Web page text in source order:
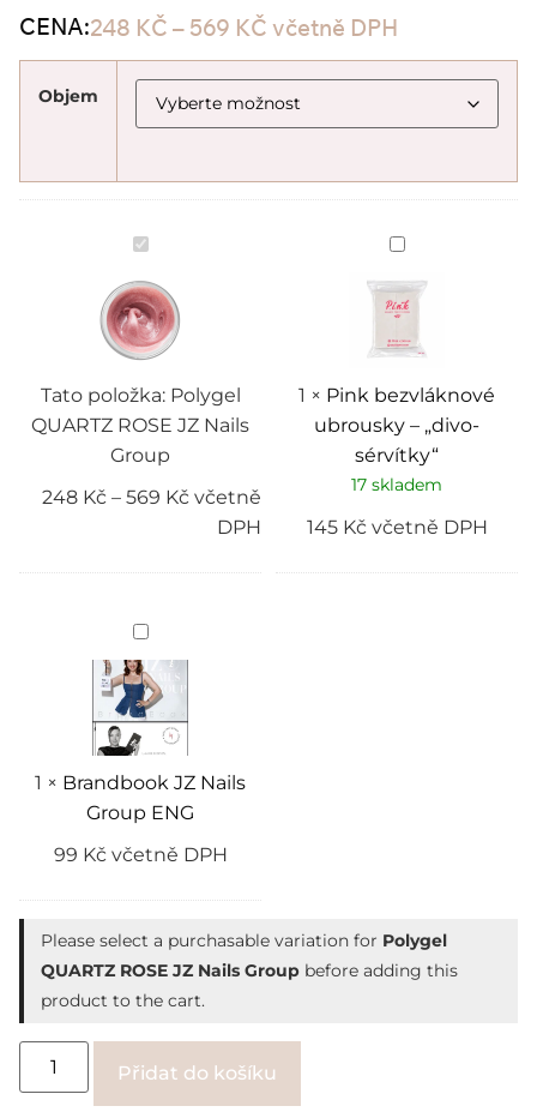
CENA:248 KČ – 569 KČ včetně DPH
Objem
Polygel
QUARTZ
ROSE
JZ
Nails
Group
Tato položka: Polygel
QUARTZ ROSE JZ Nails
Group
248 Kč – 569 Kč včetně
DPH
Pink
bezvláknové
ubrousky
–
„divo-
sérvítky“
1 × Pink bezvláknové
ubrousky – „divo-
sérvítky“
17 skladem
145 Kč včetně DPH
Brandbook
JZ
Nails
Group
ENG
1 × Brandbook JZ Nails
Group ENG
99 Kč včetně DPH
Please select a purchasable variation for Polygel
QUARTZ ROSE JZ Nails Group before adding this
product to the cart.
Přidat do košíku